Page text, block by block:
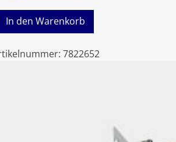
In den Warenkorb
7822652